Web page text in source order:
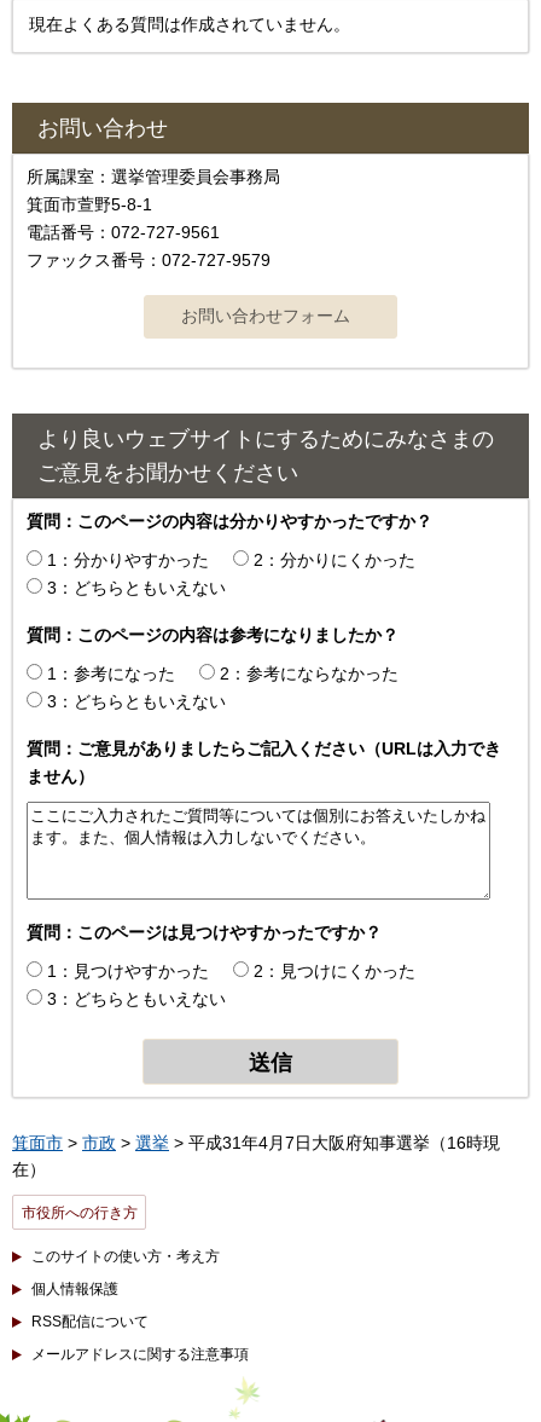
現在よくある質問は作成されていません。
お問い合わせ
所属課室：選挙管理委員会事務局
箕面市萱野5-8-1
電話番号：072-727-9561
ファックス番号：072-727-9579
より良いウェブサイトにするためにみなさまの
ご意見をお聞かせください
質問：このページの内容は分かりやすかったですか？
1：分かりやすかった
2：分かりにくかった
3：どちらともいえない
質問：このページの内容は参考になりましたか？
1：参考になった
2：参考にならなかった
3：どちらともいえない
質問：ご意見がありましたらご記入ください（URLは入力でき
ません）
質問：このページは見つけやすかったですか？
1：見つけやすかった
2：見つけにくかった
3：どちらともいえない
箕面市 > 市政 > 選挙 > 平成31年4月7日大阪府知事選挙（16時現
在）
市役所への行き方
このサイトの使い方・考え方
個人情報保護
RSS配信について
メールアドレスに関する注意事項